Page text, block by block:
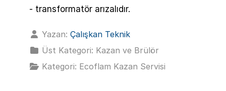
- transformatör arızalıdır.
Yazan: Çalışkan Teknik
Üst Kategori: Kazan ve Brülör
Kategori: Ecoflam Kazan Servisi